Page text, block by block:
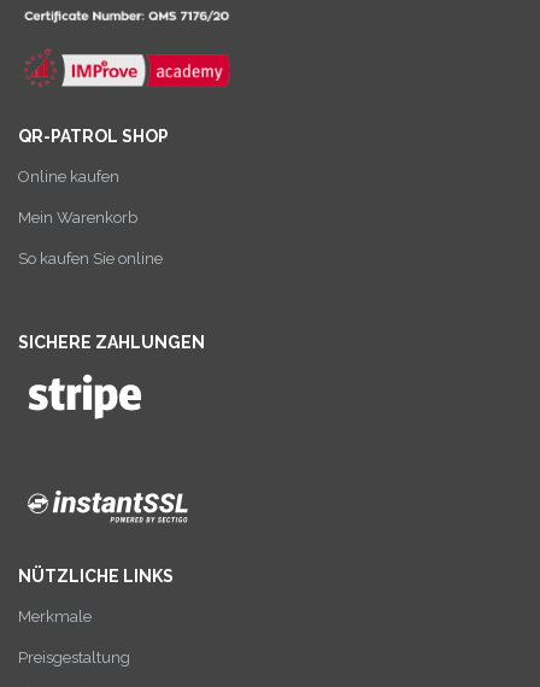
QR-PATROL SHOP
Online kaufen
Mein Warenkorb
So kaufen Sie online
SICHERE ZAHLUNGEN
NÜTZLICHE LINKS
Merkmale
Preisgestaltung